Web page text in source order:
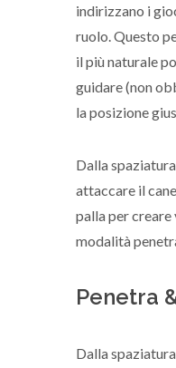
indirizzano i
ruolo. Questo
il più naturale
guidare (non
la posizione
Dalla
attaccare il
palla per
modalità
Penetra
Dalla